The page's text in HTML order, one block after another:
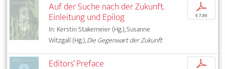
Auf der Suche nach der Zukunft.
Einleitung und Epilog
In: Kerstin Stakemeier (Hg.), Susanne
Witzgall (Hg.),Die Gegenwart der Zukunft
p
€ 7,95
Editors’ Preface p